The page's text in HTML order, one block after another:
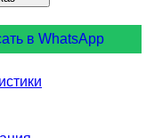
в WhatsApp